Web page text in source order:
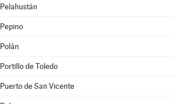
Pelahustán
Pepino
Polán
Portillo de Toledo
Puerto de San Vicente